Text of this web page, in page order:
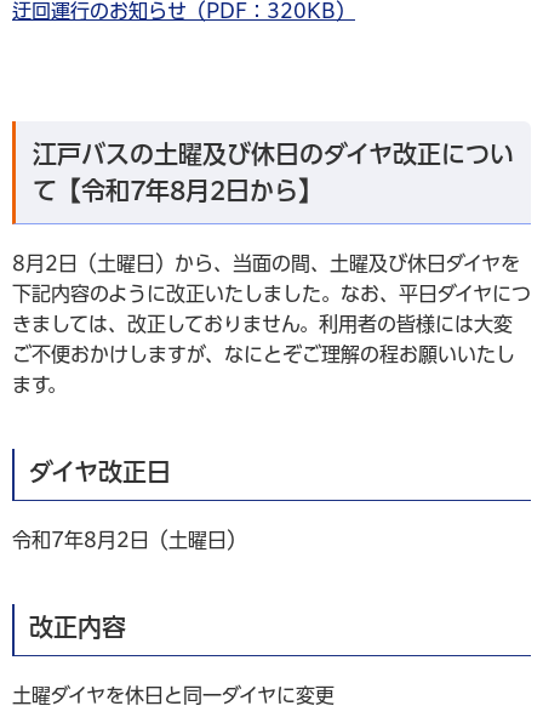
迂回運行のお知らせ（PDF：320KB）
江戸バスの土曜及び休日のダイヤ改正につい
て【令和7年8月2日から】
8月2日（土曜日）から、当面の間、土曜及び休日ダイヤを
下記内容のように改正いたしました。なお、平日ダイヤにつ
きましては、改正しておりません。利用者の皆様には大変
ご不便おかけしますが、なにとぞご理解の程お願いいたし
ます。
ダイヤ改正日
令和7年8月2日（土曜日）
改正内容
土曜ダイヤを休日と同一ダイヤに変更